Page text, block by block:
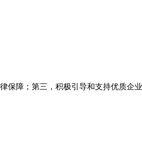
保障；第三，积极引导和支持优质企业